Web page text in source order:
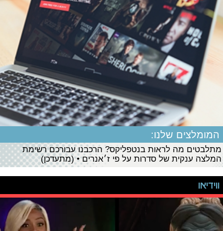
המומלצים שלנו:
מתלבטים מה לראות בנטפליקס? הרכבנו עבורכם רשימת
המלצה ענקית של סדרות על פי ז׳אנרים • (מתעדכן)
ווידיאו